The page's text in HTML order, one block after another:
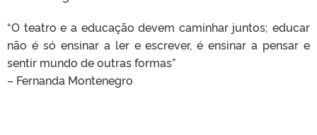
“O teatro e a educação devem caminhar juntos; educar
não é só ensinar a ler e escrever, é ensinar a pensar e
sentir mundo de outras formas”
– Fernanda Montenegro